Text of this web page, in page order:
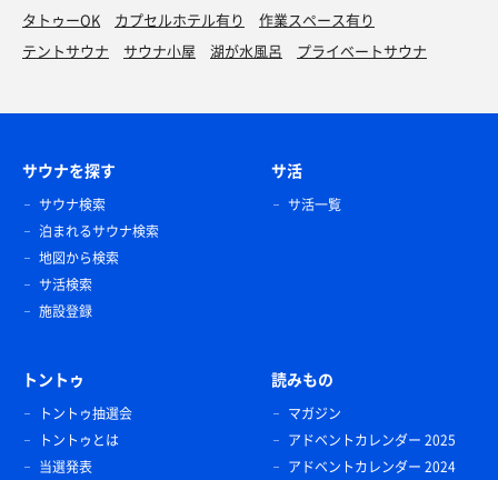
タトゥーOK
カプセルホテル有り
作業スペース有り
テントサウナ
サウナ小屋 湖が水風呂 プライベートサウナ
サウナを探す
サウナ検索
泊まれるサウナ検索
地図から検索
サ活検索
施設登録
サ活
サ活一覧
トントゥ
トントゥ抽選会
トントゥとは
当選発表
読みもの
マガジン
アドベントカレンダー 2025
アドベントカレンダー 2024